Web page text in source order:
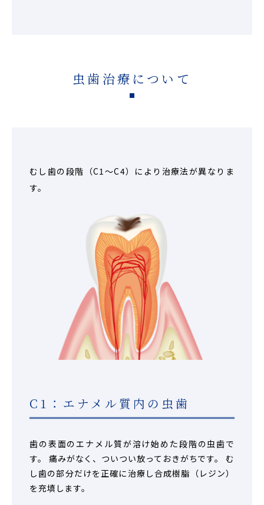
虫歯治療について
むし歯の段階（C1～C4）により治療法が異なりま
す。
C1：エナメル質内の虫歯
歯の表面のエナメル質が溶け始めた段階の虫歯で
す。 痛みがなく、ついつい放っておきがちです。 む
し歯の部分だけを正確に治療し合成樹脂（レジン）
を充填します。